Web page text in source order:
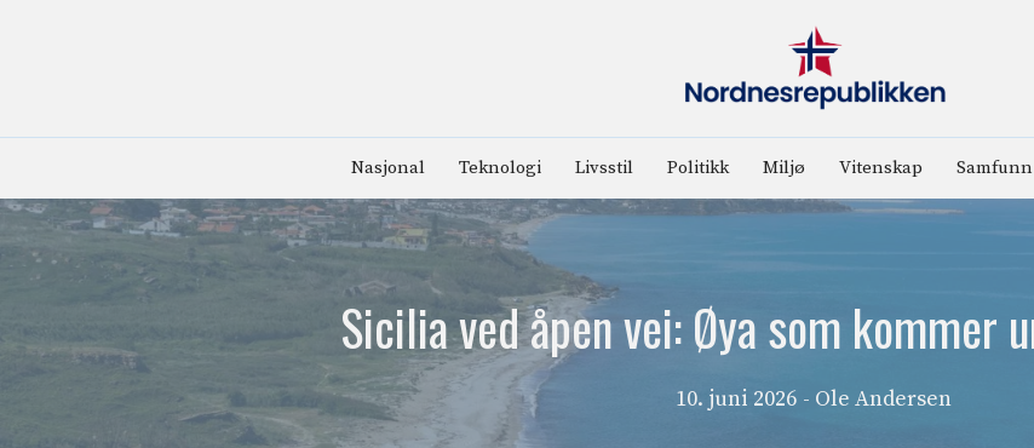
Nasjonal Teknologi Livsstil Politikk Miljø Vitenskap Samfunn
Sicilia ved åpen vei: Øya som kommer
10. juni 2026 - Ole Andersen